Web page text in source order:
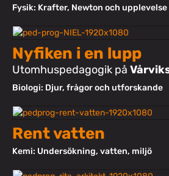
Fysik: Krafter, Newton och upplevelse
Nyfiken i en lupp
Utomhuspedagogik på
Biologi: Djur, frågor och utforskande
Rent vatten
Kemi: Undersökning, vatten, miljö